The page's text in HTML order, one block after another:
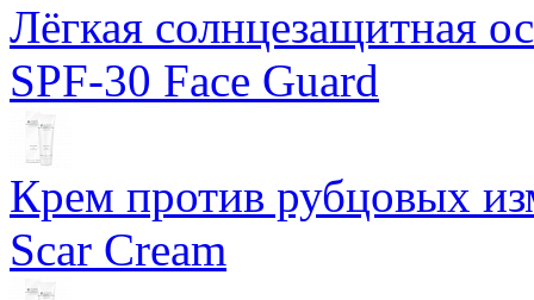
Лёгкая солнцезащитная
SPF-30 Face Guard
Крем против рубцовых
Scar Cream